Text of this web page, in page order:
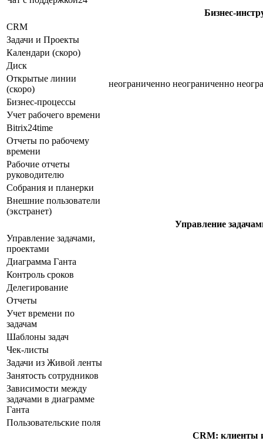
Бизнес-
CRM
Задачи и Проекты
Календари (скоро)
Диск
Открытые линии
(скоро)
неограниченно неограниченно
Бизнес-процессы
Учет рабочего времени
Bitrix24time
Отчеты по рабочему
времени
Рабочие отчеты
руководителю
Cобрания и планерки
Внешние пользователи
(экстранет)
Управление
Управление задачами,
проектами
Диаграмма Ганта
Контроль сроков
Делегирование
Отчеты
Учет времени по
задачам
Шаблоны задач
Чек-листы
Задачи из Живой ленты
Занятость сотрудников
Зависимости между
задачами в диаграмме
Ганта
Пользовательские поля
CRM: клиенты